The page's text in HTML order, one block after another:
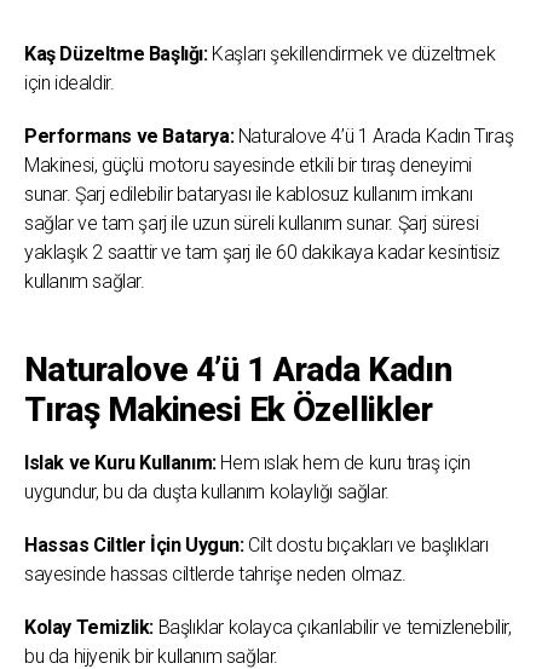
Kaş Düzeltme Başlığı:Kaşları şekillendirmek ve düzeltmek
için idealdir.
Performans ve Batarya:Naturalove 4’ü 1 Arada Kadın Tıraş
Makinesi, güçlü motoru sayesinde etkili bir tıraş deneyimi
sunar. Şarj edilebilir bataryası ile kablosuz kullanım imkanı
sağlar ve tam şarj ile uzun süreli kullanım sunar. Şarj süresi
yaklaşık 2 saattir ve tam şarj ile 60 dakikaya kadar kesintisiz
kullanım sağlar.
Naturalove 4’ü 1 Arada Kadın
Tıraş Makinesi Ek Özellikler
Islak ve Kuru Kullanım:Hem ıslak hem de kuru tıraş için
uygundur, bu da duşta kullanım kolaylığı sağlar.
Hassas Ciltler İçin Uygun:Cilt dostu bıçakları ve başlıkları
sayesinde hassas ciltlerde tahrişe neden olmaz.
Kolay Temizlik: Başlıklar kolayca çıkarılabilir ve temizlenebilir,
bu da hijyenik bir kullanım sağlar.